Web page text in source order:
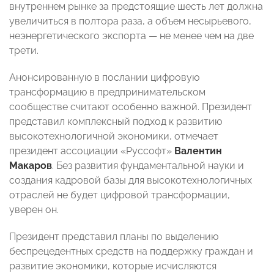
внутреннем рынке за предстоящие шесть лет должна
увеличиться в полтора раза, а объем несырьевого,
неэнергетического экспорта — не менее чем на две
трети.
Анонсированную в послании цифровую
трансформацию в предпринимательском
сообществе считают особенно важной. Президент
представил комплексный подход к развитию
высокотехнологичной экономики, отмечает
президент ассоциации «Руссофт» Валентин
Макаров. Без развития фундаментальной науки и
создания кадровой базы для высокотехнологичных
отраслей не будет цифровой трансформации,
уверен он.
Президент представил планы по выделению
беспрецедентных средств на поддержку граждан и
развитие экономики, которые исчисляются